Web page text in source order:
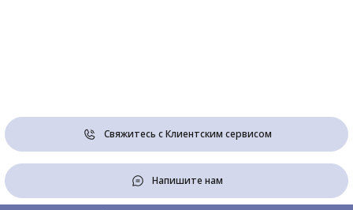
Свяжитесь с Клиентским сервисом
Напишите нам